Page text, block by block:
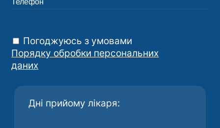
Дні прийому лікаря:
Погоджуюсь з умовами
Порядку обробки персональних
даних